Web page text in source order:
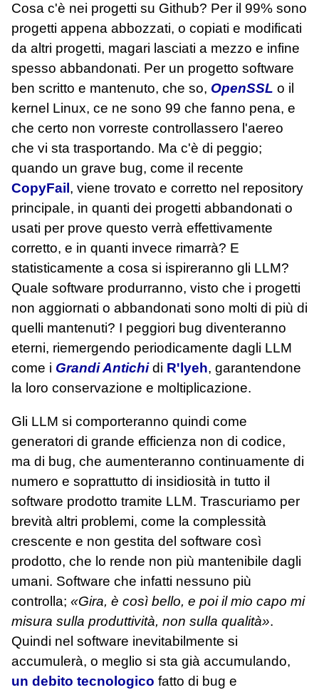
Cosa c'è nei progetti su Github? Per il 99% sono
progetti appena abbozzati, o copiati e modificati
da altri progetti, magari lasciati a mezzo e infine
spesso abbandonati. Per un progetto software
ben scritto e mantenuto, che so, OpenSSL o il
kernel Linux, ce ne sono 99 che fanno pena, e
che certo non vorreste controllassero l'aereo
che vi sta trasportando. Ma c'è di peggio;
quando un grave bug, come il recente
CopyFail , viene trovato e corretto nel repository
principale, in quanti dei progetti abbandonati o
usati per prove questo verrà effettivamente
corretto, e in quanti invece rimarrà? E
statisticamente a cosa si ispireranno gli LLM?
Quale software produrranno, visto che i progetti
non aggiornati o abbandonati sono molti di più di
quelli mantenuti? I peggiori bug diventeranno
eterni, riemergendo periodicamente dagli LLM
come i Grandi Antichidi R'lyeh, garantendone
la loro conservazione e moltiplicazione.
Gli LLM si comporteranno quindi come
generatori di grande efficienza non di codice,
ma di bug, che aumenteranno continuamente di
numero e soprattutto di insidiosità in tutto il
software prodotto tramite LLM. Trascuriamo per
brevità altri problemi, come la complessità
crescente e non gestita del software così
prodotto, che lo rende non più mantenibile dagli
umani. Software che infatti nessuno più
controlla; «Gira, è così bello, e poi il mio capo mi
misura sulla produttività, non sulla qualità».
Quindi nel software inevitabilmente si
accumulerà, o meglio si sta già accumulando,
un debito tecnologico fatto di bug e